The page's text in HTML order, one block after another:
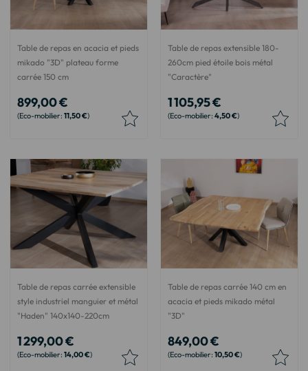
Table de repas en acacia et pieds
mikado "3D" plateau forme
carrée 150 cm
899,00 €
11,50 €
Table de repas extensible 180-
260cm pied étoile bois métal
"Caractère"
1 105,95 €
4,50 €
Table de repas carrée extensible
style industriel manguier et métal
"Haden" 140x140-220cm
1 299,00 €
14,00 €
Table de repas carrée 140 cm en
acacia et pieds mikado métal
"3D"
849,00 €
10,50 €